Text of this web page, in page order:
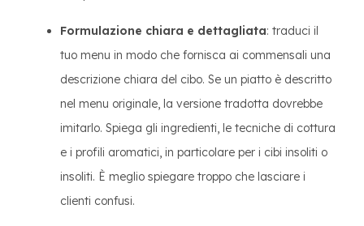
Formulazione chiara e dettagliata: traduci il
tuo menu in modo che fornisca ai commensali una
descrizione chiara del cibo. Se un piatto è descritto
nel menu originale, la versione tradotta dovrebbe
imitarlo. Spiega gli ingredienti, le tecniche di cottura
e i profili aromatici, in particolare per i cibi insoliti o
insoliti. È meglio spiegare troppo che lasciare i
clienti confusi.